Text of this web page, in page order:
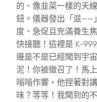
的、像韭菜一樣的天
鈕。儀器發出「滋——
度、急促且充滿養生
快接聽！這裡是 K-
邊是不是已經聞到宇
泥！你被徵召了！馬
嗡嗡作響，他捏著對
味？等等！我聞到的